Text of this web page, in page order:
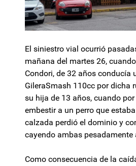
El siniestro vial ocurrió
mañana del martes 26,
Condori, de 32 años conducía
GileraSmash 110cc por dicha
su hija de 13 años, cuando
embestir a un perro que
calzada perdió el dominio y
cayendo ambas
Como consecuencia de la